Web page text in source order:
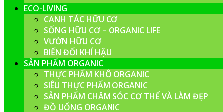
ECO-LIVING
CANH TÁC HỮU CƠ
SỐNG HỮU CƠ – ORGANIC LIFE
VƯỜN HỮU CƠ
BIẾN ĐỔI KHÍ HẬU
SẢN PHẨM ORGANIC
THỰC PHẨM KHÔ ORGANIC
SIÊU THỰC PHẨM ORGANIC
SẢN PHẨM CHĂM SÓC CƠ THỂ VÀ LÀM ĐẸP
ĐỒ UỐNG ORGANIC